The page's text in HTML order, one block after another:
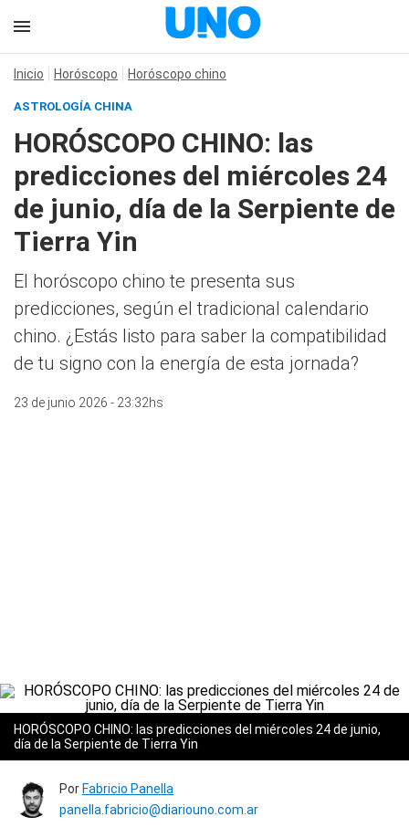
Inicio Horóscopo Horóscopo chino
ASTROLOGÍA CHINA
HORÓSCOPO CHINO: las
predicciones del miércoles 24
de junio, día de la Serpiente de
Tierra Yin
El horóscopo chino te presenta sus
predicciones, según el tradicional calendario
chino. ¿Estás listo para saber la compatibilidad
de tu signo con la energía de esta jornada?
23 de junio 2026 - 23:32hs
HORÓSCOPO CHINO: las predicciones del miércoles 24 de junio,
día de la Serpiente de Tierra Yin
Por Fabricio Panella
panella.fabricio@diariouno.com.ar